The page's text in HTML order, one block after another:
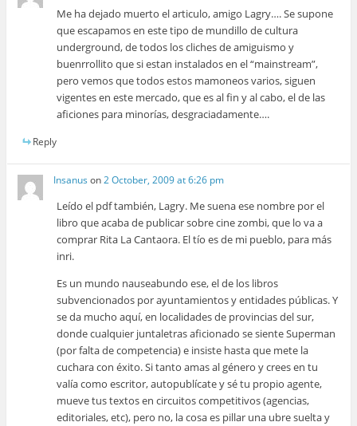
Me ha dejado muerto el articulo, amigo Lagry…. Se supone
que escapamos en este tipo de mundillo de cultura
underground, de todos los cliches de amiguismo y
buenrrollito que si estan instalados en el “mainstream”,
pero vemos que todos estos mamoneos varios, siguen
vigentes en este mercado, que es al fin y al cabo, el de las
aficiones para minorías, desgraciadamente….
Reply
Insanus on2 October, 2009 at 6:26 pm
Leído el pdf también, Lagry. Me suena ese nombre por el
libro que acaba de publicar sobre cine zombi, que lo va a
comprar Rita La Cantaora. El tío es de mi pueblo, para más
inri.
Es un mundo nauseabundo ese, el de los libros
subvencionados por ayuntamientos y entidades públicas. Y
se da mucho aquí, en localidades de provincias del sur,
donde cualquier juntaletras aficionado se siente Superman
(por falta de competencia) e insiste hasta que mete la
cuchara con éxito. Si tanto amas al género y crees en tu
valía como escritor, autopublícate y sé tu propio agente,
mueve tus textos en circuitos competitivos (agencias,
editoriales, etc), pero no, la cosa es pillar una ubre suelta y